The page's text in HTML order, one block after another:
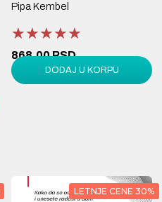
Pipa Kembel
★★★★★
★★★★★
★★★★★
868,00 RSD
1.240,00 RSDDODAJ U KORPU
LETNJE CENE 30%